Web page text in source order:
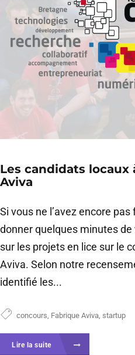
Les candidats locaux
Aviva
Si vous ne l’avez encore
donner quelques minutes
sur les projets en lice sur le
Aviva. Selon notre
identifié les...
concours Fabrique Aviva startup
Lire la suite